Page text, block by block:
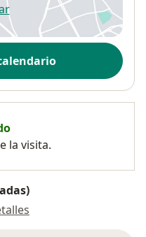
abre en una nueva
la visita.